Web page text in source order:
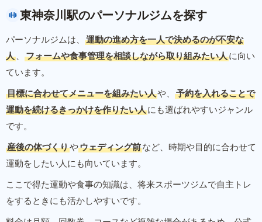
東神奈川駅のパーソナルジムを探す
パーソナルジムは、
運動の進め方を一人で決めるのが不安な
人 、 フォームや食事管理を相談しながら取り組みたい人に向い
ています。
目標に合わせてメニューを組みたい人や、
予約を入れることで
運動を続けるきっかけを作りたい人にも選ばれやすいジャンル
です。
産後の体づくりやウェディング前など、時期や目的に合わせて
運動をしたい人にも向いています。
ここで得た運動や食事の知識は、将来スポーツジムで自主トレ
をするときにも活かしやすいです。